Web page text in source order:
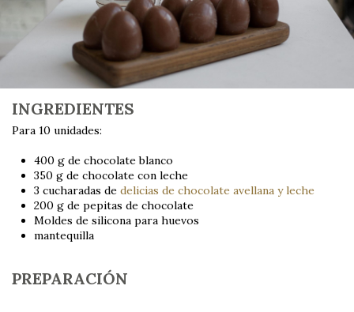
INGREDIENTES
Para 10 unidades:
400 g de chocolate blanco
350 g de chocolate con leche
3 cucharadas de delicias de chocolate avellana y leche
200 g de pepitas de chocolate
Moldes de silicona para huevos
mantequilla
PREPARACIÓN